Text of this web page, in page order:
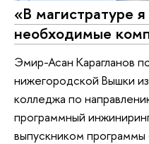
«В магистратуре
необходимые
Эмир-Асан Карагланов
нижегородской Вышки
колледжа по
программный
выпускником